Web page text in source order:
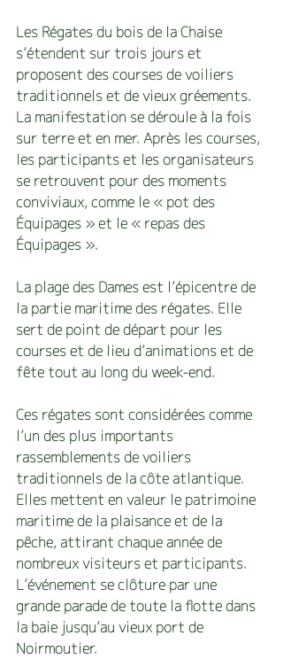
Les Régates du bois de la Chaise
s’étendent sur trois jours et
proposent des courses de voiliers
traditionnels et de vieux gréements.
La manifestation se déroule à la fois
sur terre et en mer. Après les courses,
les participants et les organisateurs
se retrouvent pour des moments
conviviaux, comme le « pot des
Équipages » et le « repas des
Équipages ».
La plage des Dames est l’épicentre de
la partie maritime des régates. Elle
sert de point de départ pour les
courses et de lieu d’animations et de
fête tout au long du week-end.
Ces régates sont considérées comme
l’un des plus importants
rassemblements de voiliers
traditionnels de la côte atlantique.
Elles mettent en valeur le patrimoine
maritime de la plaisance et de la
pêche, attirant chaque année de
nombreux visiteurs et participants.
L’événement se clôture par une
grande parade de toute la flotte dans
la baie jusqu’au vieux port de
Noirmoutier.